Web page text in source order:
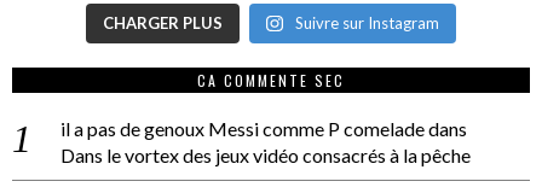
CHARGER PLUS Suivre sur Instagram
CA COMMENTE SEC
il a pas de genoux Messi comme P comeladedans
Dans le vortex des jeux vidéo consacrés à la pêche